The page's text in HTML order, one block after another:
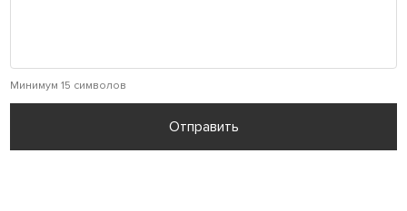
Минимум 15 символов
Отправить